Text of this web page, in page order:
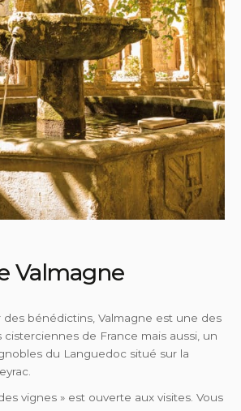
Valmagne
des bénédictins, Valmagne est une des
cisterciennes de France mais aussi, un
du Languedoc situé sur la
vignes » est ouverte aux visites. Vous